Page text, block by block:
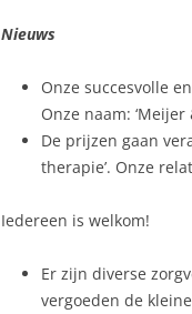
Nieuws
Onze succesvolle
Onze naam:
De prijzen gaan
therapie’. Onze
Iedereen is welkom!
Er zijn diverse
vergoeden de